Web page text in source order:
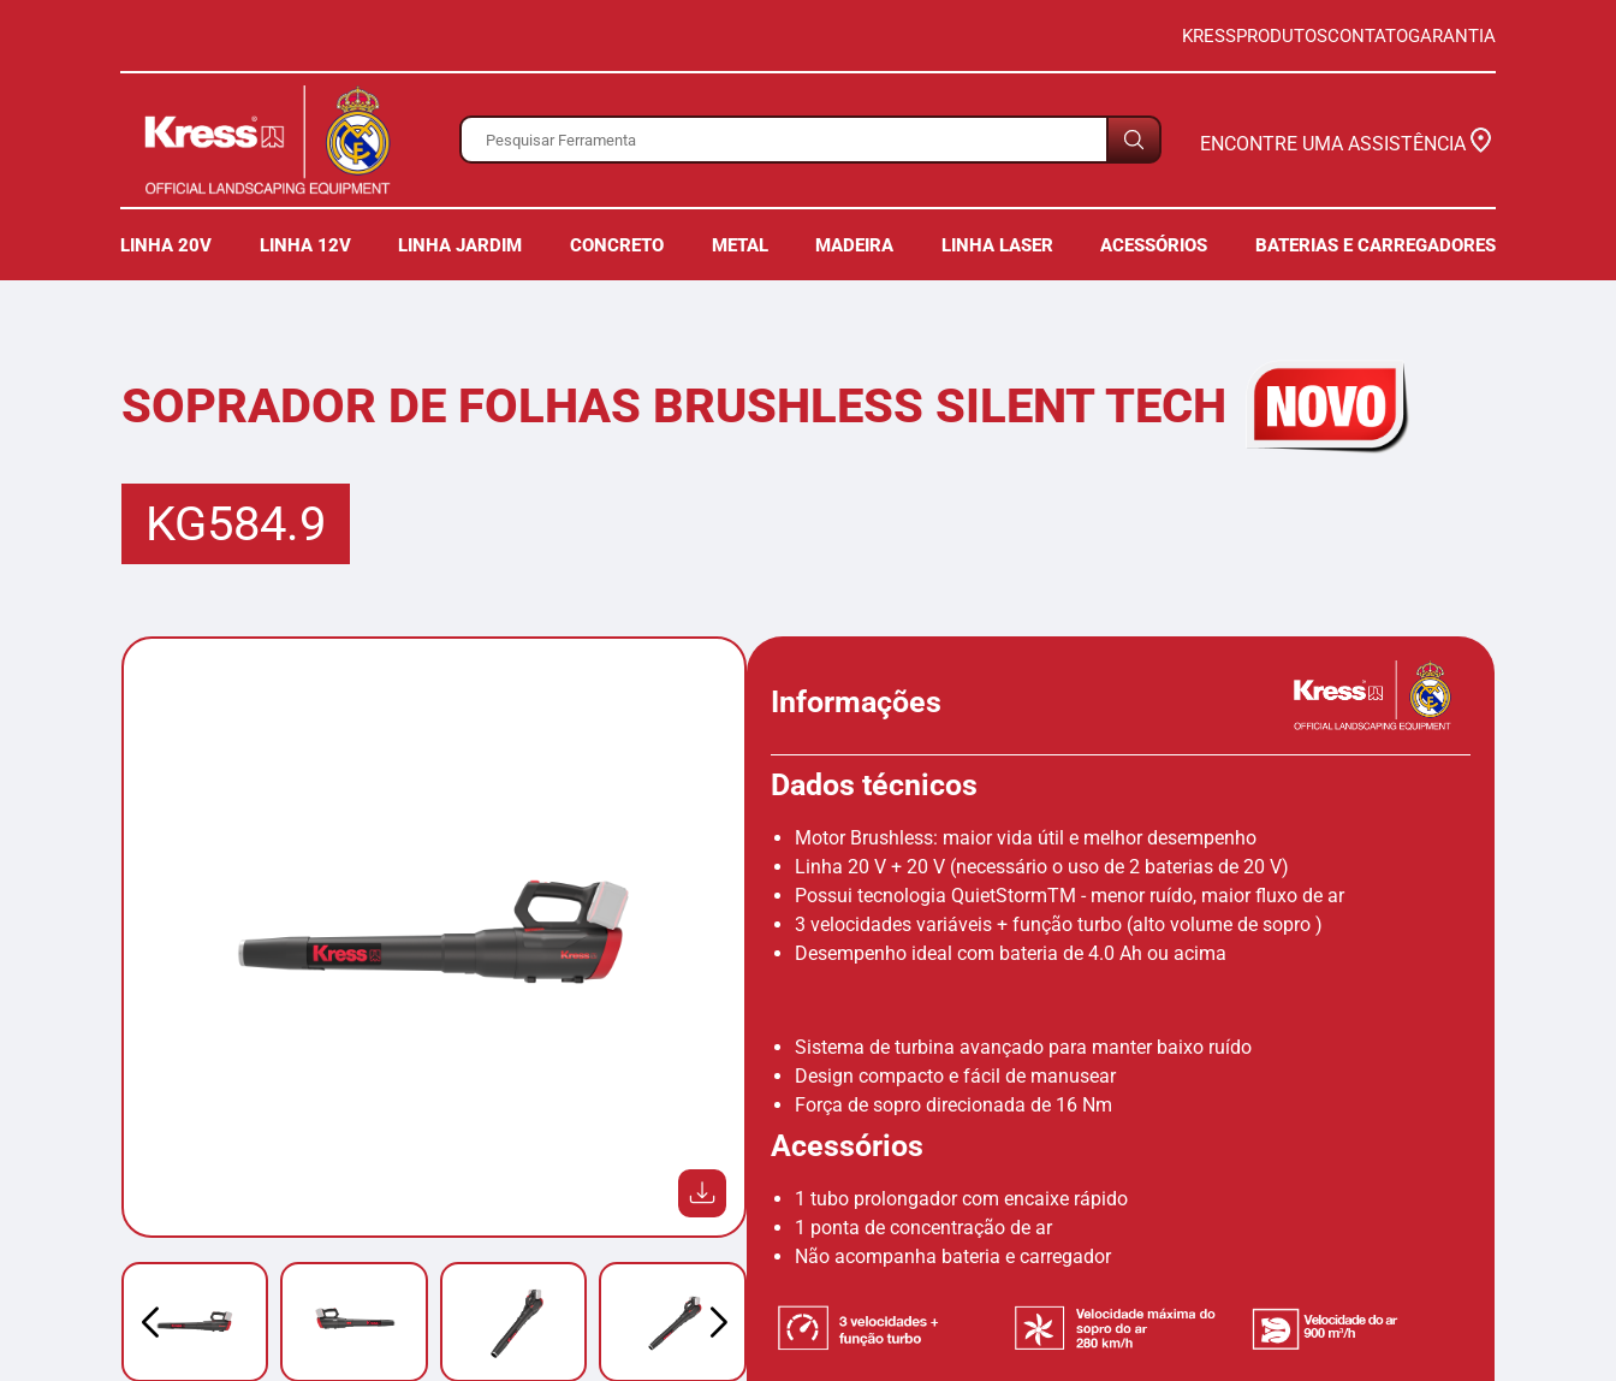
KRESSPRODUTOSCONTATOGARANTIA
ENCONTRE UMA ASSISTÊNCIA
LINHA 20V LINHA 12V LINHA JARDIM CONCRETO METAL MADEIRA LINHA LASER ACESSÓRIOS BATERIAS E CARREGADORES
SOPRADOR DE FOLHAS BRUSHLESS SILENT TECH
KG584.9
Informações
Dados técnicos
Motor Brushless: maior vida útil e melhor desempenho
Linha 20 V + 20 V (necessário o uso de 2 baterias de 20 V)
Possui tecnologia QuietStormTM - menor ruído, maior fluxo de ar
3 velocidades variáveis + função turbo (alto volume de sopro )
Desempenho ideal com bateria de 4.0 Ah ou acima
Sistema de turbina avançado para manter baixo ruído
Design compacto e fácil de manusear
Força de sopro direcionada de 16 Nm
Acessórios
1 tubo prolongador com encaixe rápido
1 ponta de concentração de ar
Não acompanha bateria e carregador